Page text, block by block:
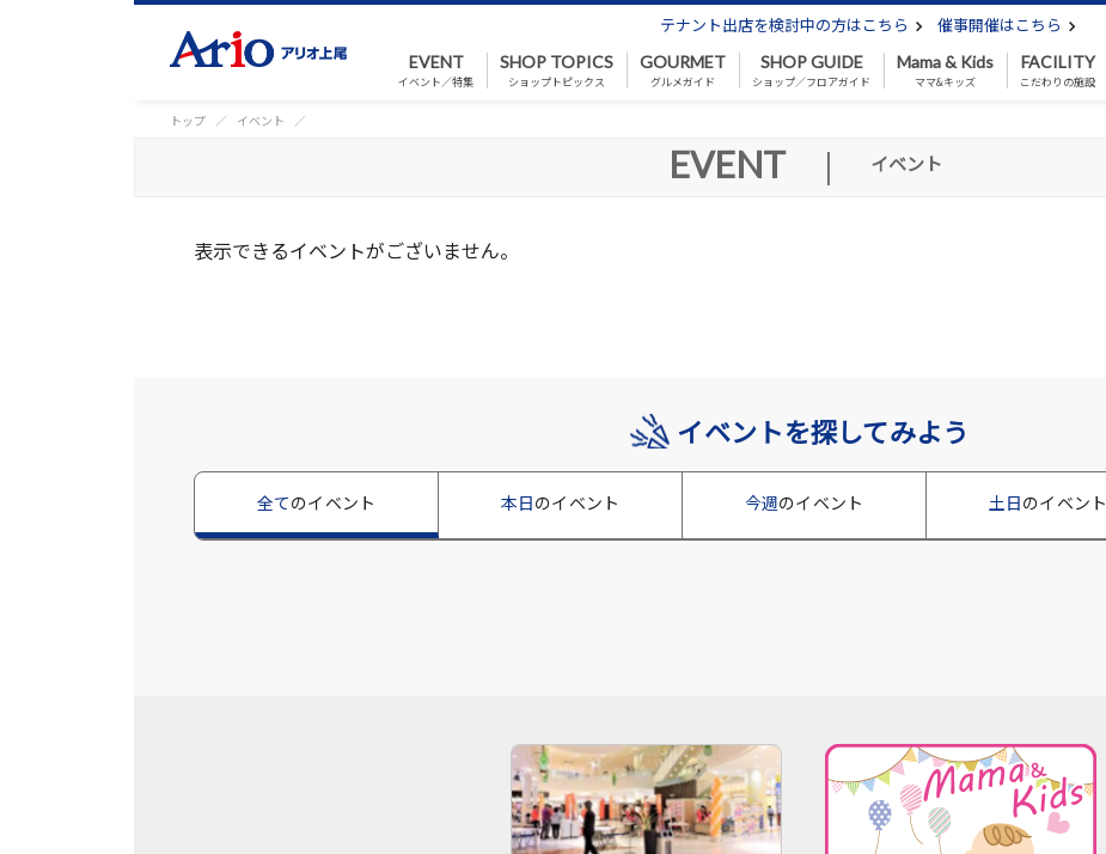
テナント出店を検討中の方はこちら 催事開催はこちら
EVENT
イベント／特集
SHOP TOPICS
ショップトピックス
GOURMET
グルメガイド
SHOP GUIDE
ショップ／フロアガイド
Mama & Kids
ママ&キッズ
FACILITY
こだわりの施設
トップ イベント
EVENT | イベント
表示できるイベントがございません。
イベントを探してみよう
全てのイベント 本日のイベント 今週のイベント 土日のイベント